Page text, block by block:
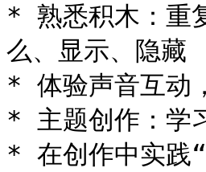
* 熟悉积木：重
么、显示、隐藏
* 体验声音互动
* 主题创作：学
* 在创作中实践